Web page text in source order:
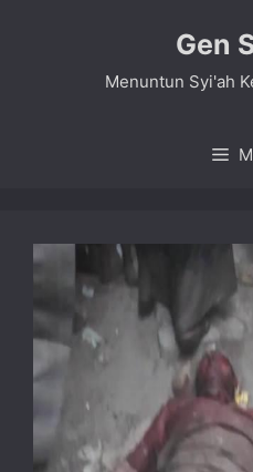
Gen
Menuntun Syi'ah